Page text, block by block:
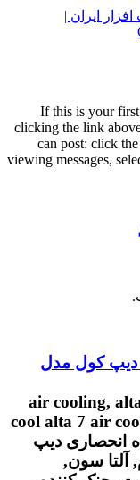
If this is your
clicking the link
can post: click
viewing messages,
دیپ کول مدل